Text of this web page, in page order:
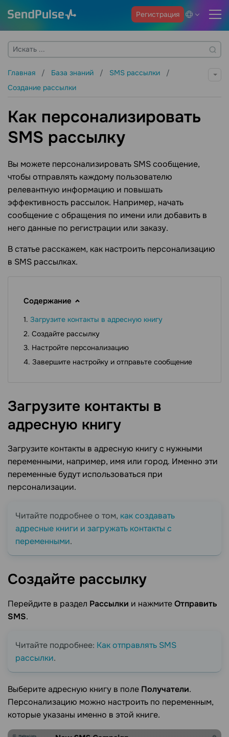
Регистрация
Главная База знаний
SMS рассылки
Создание рассылки
Как персонализировать
SMS рассылку
Вы можете персонализировать SMS сообщение,
чтобы отправлять каждому пользователю
релевантную информацию и повышать
эффективность рассылок. Например, начать
сообщение с обращения по имени или добавить в
него данные по регистрации или заказу.
В статье расскажем, как настроить персонализацию
в SMS рассылках.
Содержание
Загрузите контакты в адресную книгу
Создайте рассылку
Настройте персонализацию
Завершите настройку и отправьте сообщение
Загрузите контакты в
адресную книгу
Загрузите контакты в адресную книгу с нужными
переменными, например, имя или город. Именно эти
переменные будут использоваться при
персонализации.
Читайте подробнее о том, как создавать
адресные книги и загружать контакты с
переменными.
Создайте рассылку
Перейдите в раздел Рассылки и нажмитеОтправить
SMS.
Читайте подробнее: Как отправлять SMS
рассылки.
Выберите адресную книгу в поле Получатели.
Персонализацию можно настроить по переменным,
которые указаны именно в этой книге.